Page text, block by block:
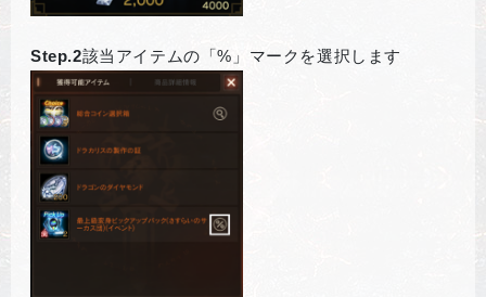
Step.2該当アイテムの「%」マークを選択します